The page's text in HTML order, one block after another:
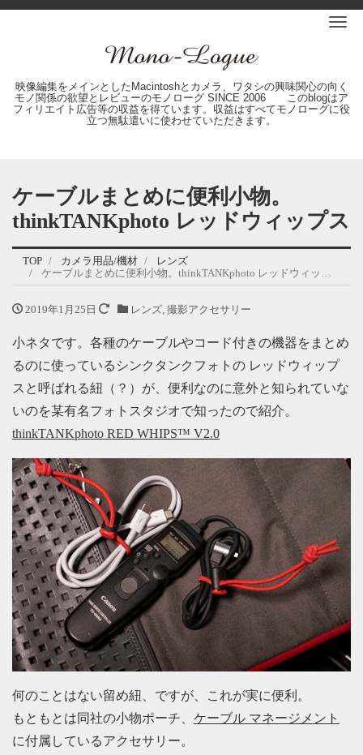
映像編集をメインとしたMacintoshとカメラ、ワタシの興味関心の向く
モノ関係の欲望とレビューのモノローグ SINCE 2006 このblogはア
フィリエイト広告等の収益を得ています。収益はすべてモノローグに役
立つ無駄遣いに使わせていただきます。
ケーブルまとめに便利小物。
thinkTANKphoto レッドウィップス
TOP カメラ用品/機材
レンズ
ケーブルまとめに便利小物。thinkTANKphoto レッドウィップス
2019年1月25日 レンズ, 撮影アクセサリー
小ネタです。各種のケーブルやコード付きの機器をまとめ
るのに使っているシンクタンクフォトの レッドウィップ
スと呼ばれる紐（？）が、便利なのに意外と知られていな
いのを某有名フォトスタジオで知ったので紹介。
thinkTANKphoto RED WHIPS™ V2.0
何のことはない留め紐、ですが、これが実に便利。
もともとは同社の小物ポーチ、 ケーブル マネージメント
に付属しているアクセサリー。